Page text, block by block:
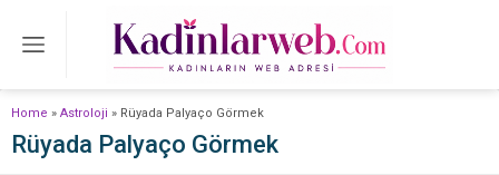
Home » Astroloji » Rüyada Palyaço Görmek
Rüyada Palyaço Görmek